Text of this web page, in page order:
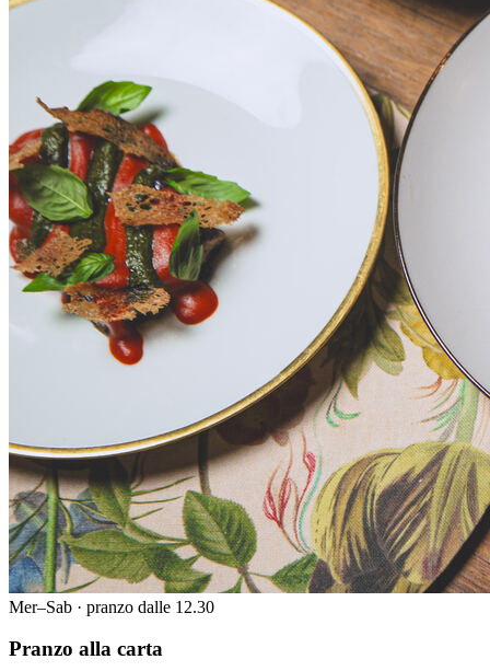
Mer–Sab · pranzo dalle 12.30
Pranzo alla carta